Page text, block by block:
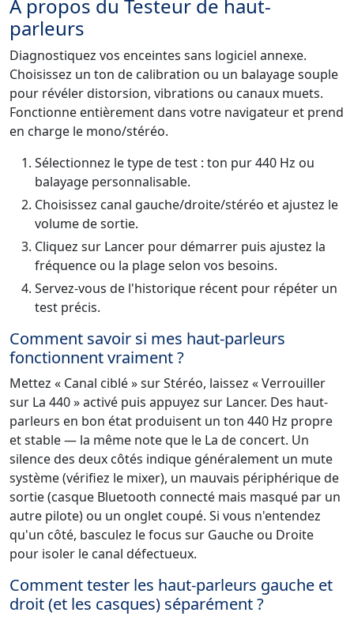
À propos du Testeur de haut-
parleurs
Diagnostiquez vos enceintes sans logiciel annexe.
Choisissez un ton de calibration ou un balayage souple
pour révéler distorsion, vibrations ou canaux muets.
Fonctionne entièrement dans votre navigateur et prend
en charge le mono/stéréo.
Sélectionnez le type de test : ton pur 440 Hz ou
balayage personnalisable.
Choisissez canal gauche/droite/stéréo et ajustez le
volume de sortie.
Cliquez sur Lancer pour démarrer puis ajustez la
fréquence ou la plage selon vos besoins.
Servez-vous de l'historique récent pour répéter un
test précis.
Comment savoir si mes haut-parleurs
fonctionnent vraiment ?
Mettez « Canal ciblé » sur Stéréo, laissez « Verrouiller
sur La 440 » activé puis appuyez sur Lancer. Des haut-
parleurs en bon état produisent un ton 440 Hz propre
et stable — la même note que le La de concert. Un
silence des deux côtés indique généralement un mute
système (vérifiez le mixer), un mauvais périphérique de
sortie (casque Bluetooth connecté mais masqué par un
autre pilote) ou un onglet coupé. Si vous n'entendez
qu'un côté, basculez le focus sur Gauche ou Droite
pour isoler le canal défectueux.
Comment tester les haut-parleurs gauche et
droit (et les casques) séparément ?